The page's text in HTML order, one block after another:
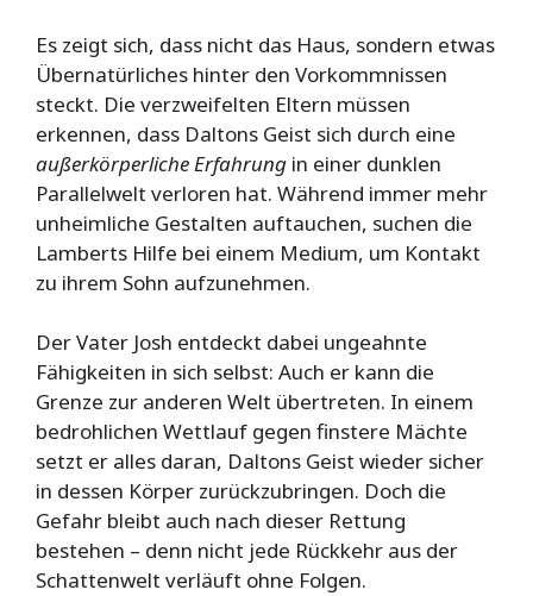
Es zeigt sich, dass nicht das Haus, sondern etwas
Übernatürliches hinter den Vorkommnissen
steckt. Die verzweifelten Eltern müssen
erkennen, dass Daltons Geist sich durch eine
außerkörperliche Erfahrung in einer dunklen
Parallelwelt verloren hat. Während immer mehr
unheimliche Gestalten auftauchen, suchen die
Lamberts Hilfe bei einem Medium, um Kontakt
zu ihrem Sohn aufzunehmen.
Der Vater Josh entdeckt dabei ungeahnte
Fähigkeiten in sich selbst: Auch er kann die
Grenze zur anderen Welt übertreten. In einem
bedrohlichen Wettlauf gegen finstere Mächte
setzt er alles daran, Daltons Geist wieder sicher
in dessen Körper zurückzubringen. Doch die
Gefahr bleibt auch nach dieser Rettung
bestehen – denn nicht jede Rückkehr aus der
Schattenwelt verläuft ohne Folgen.